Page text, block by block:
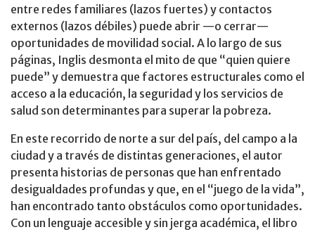
entre redes familiares (lazos fuertes) y contactos
externos (lazos débiles) puede abrir —o cerrar—
oportunidades de movilidad social. A lo largo de sus
páginas, Inglis desmonta el mito de que “quien quiere
puede” y demuestra que factores estructurales como el
acceso a la educación, la seguridad y los servicios de
salud son determinantes para superar la pobreza.
En este recorrido de norte a sur del país, del campo a la
ciudad y a través de distintas generaciones, el autor
presenta historias de personas que han enfrentado
desigualdades profundas y que, en el “juego de la vida”,
han encontrado tanto obstáculos como oportunidades.
Con un lenguaje accesible y sin jerga académica, el libro